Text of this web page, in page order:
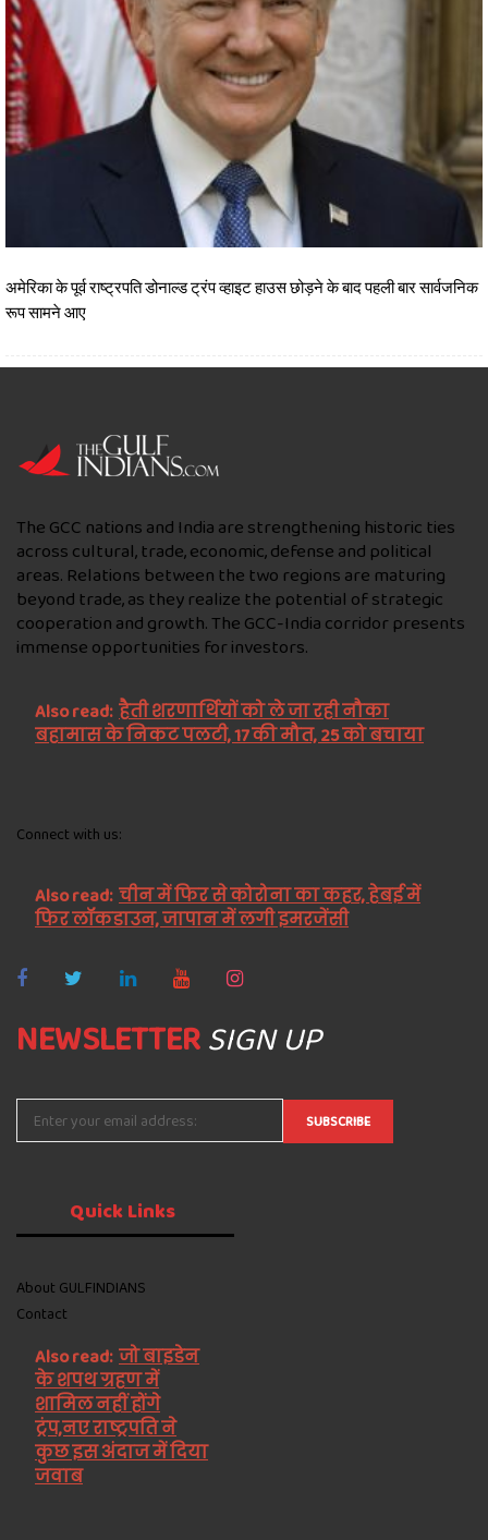
अमेरिका के पूर्व राष्ट्रपति डोनाल्ड ट्रंप व्हाइट हाउस छोड़ने के बाद पहली बार सार्वजनिक
रूप सामने आए
The GCC nations and India are strengthening historic ties
across cultural, trade, economic, defense and political
areas. Relations between the two regions are maturing
beyond trade, as they realize the potential of strategic
cooperation and growth. The GCC-India corridor presents
immense opportunities for investors.
Also read: हैती शरणार्थियों को ले जा रही नौका
बहामास के निकट पलटी, 17 की मौत, 25 को बचाया
Connect with us:
Also read: चीन में फिर से कोरोना का कहर, हेबई में
फिर लॉकडाउन, जापान में लगी इमरजेंसी
NEWSLETTERSIGN UP
QuickLinks
About GULFINDIANS
Contact
Also read: जो बाइडेन
के शपथ ग्रहण में
शामिल नहीं होंगे
ट्रंप,नए राष्ट्रपति ने
कुछ इस अंदाज में दिया
जवाब